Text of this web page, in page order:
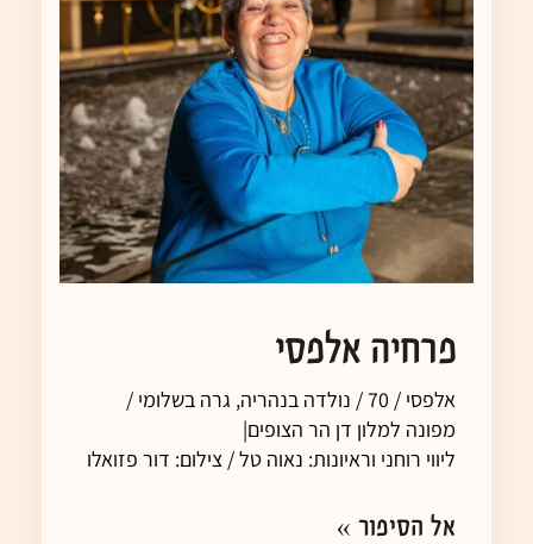
פרחיה אלפסי
אלפסי / 70 / נולדה בנהריה, גרה בשלומי /
מפונה למלון דן הר הצופים|
ליווי רוחני וראיונות: נאוה טל / צילום: דור פזואלו
אל הסיפור »